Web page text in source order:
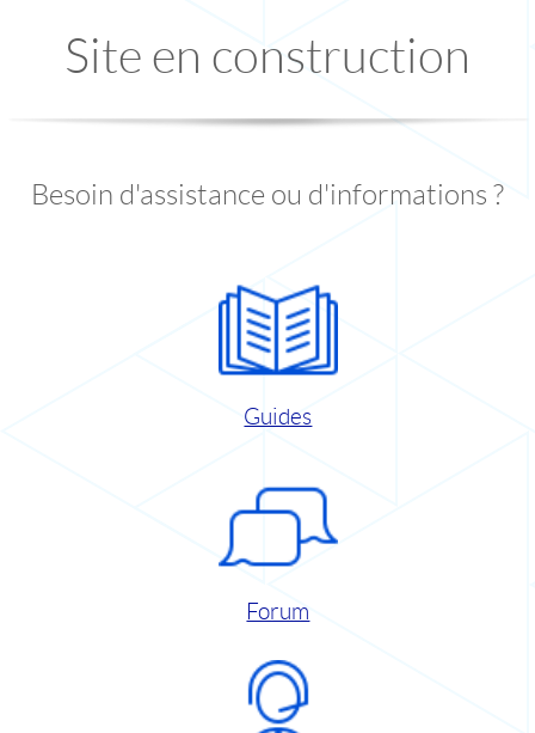
Site en construction
Besoin d'assistance ou d'informations ?
Guides
Forum